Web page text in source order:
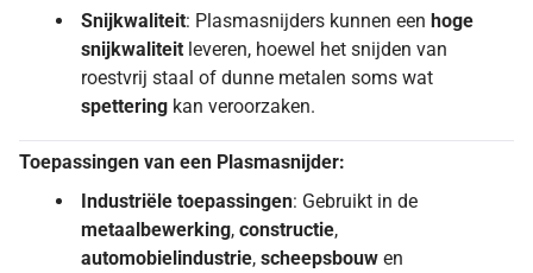
Snijkwaliteit: Plasmasnijders kunnen een hoge
snijkwaliteit leveren, hoewel het snijden van
roestvrij staal of dunne metalen soms wat
spettering kan veroorzaken.
Toepassingen van een Plasmasnijder:
Industriële toepassingen: Gebruikt in de
metaalbewerking, constructie,
automobielindustrie, scheepsbouw en